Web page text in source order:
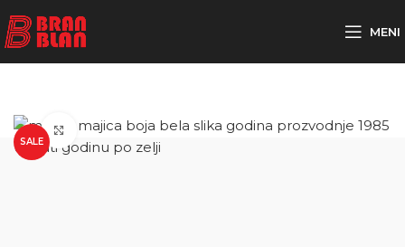
MENI
SALE
Click to enlarge